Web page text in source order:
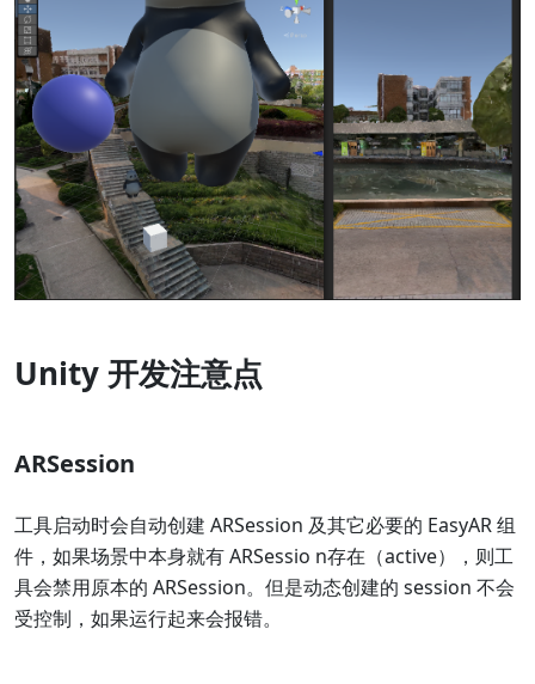
Unity 开发注意点
ARSession
工具启动时会自动创建 ARSession 及其它必要的 EasyAR 组
件，如果场景中本身就有 ARSessio n存在（active），则工
具会禁用原本的 ARSession。但是动态创建的 session 不会
受控制，如果运行起来会报错。